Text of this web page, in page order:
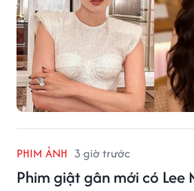
PHIM ẢNH 3 giờ trước
Phim giật gân mới có Lee